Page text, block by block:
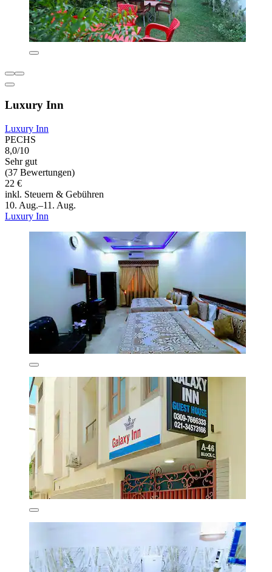
Luxury Inn
Luxury Inn
PECHS
8,0/10
Sehr gut
(37 Bewertungen)
22 €
inkl. Steuern & Gebühren
10. Aug.–11. Aug.
Luxury Inn